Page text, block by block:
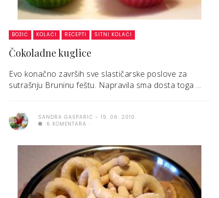
BOŽIĆ KOLAČI RECEPTI SITNI KOLAČI
Čokoladne kuglice
Evo konačno završih sve slastičarske poslove za
sutrašnju Bruninu feštu. Napravila sma dosta toga ...
SANDRA GAŠPARIĆ
19. 06. 2010.
6 KOMENTARA